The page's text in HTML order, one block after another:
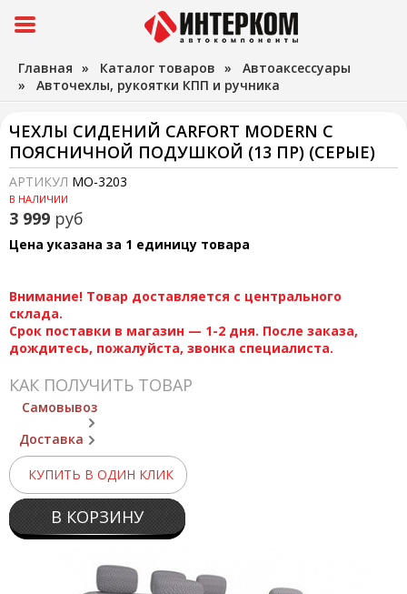
Главная » Каталог товаров » Автоаксессуары
» Авточехлы, рукоятки КПП и ручника
ЧЕХЛЫ СИДЕНИЙ CARFORT MODERN С
ПОЯСНИЧНОЙ ПОДУШКОЙ (13 ПР) (СЕРЫЕ)
АРТИКУЛ MO-3203
В НАЛИЧИИ
3 999 руб
Цена указана за 1 единицу товара
Внимание! Товар доставляется с центрального
склада.
Срок поставки в магазин — 1-2 дня. После заказа,
дождитесь, пожалуйста, звонка специалиста.
КАК ПОЛУЧИТЬ ТОВАР
Самовывоз
Доставка
КУПИТЬ В ОДИН КЛИК
В КОРЗИНУ